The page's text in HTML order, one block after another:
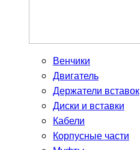
Венчики
Двигатель
Держатели вставок
Диски и вставки
Кабели
Корпусные части